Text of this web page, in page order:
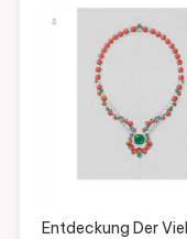
Entdeckung Der